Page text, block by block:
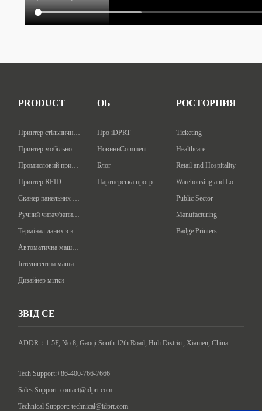
PRODUCT
Принтер стільничного коду
Принтер мобільного коду
Промисловий принтер баркодів
Принтер RFID
Сканер панельних кодів
Ручний читач/записувач RFID
Термінал даних з кишенькового пристрою
Автоматична машина міткування
Інтелигентна машина пакування
Дизайнер мітки
ОБ
Про iDPRT
НовиниComment
Блог
Партнерська програма
РОСТОРНИЯ
Ticketing
Healthcare
Retail and Hospitality
Warehousing and Logistics
Public Sector
Manufacturing
Badge Printers
ЗВІД СЕ
ADDR：1-5F, No.8, Gaoqi South 12th Road, Huli District, Xiamen, China
Tech Support:+86-400-766-7666
Sales Support: contact@idprt.com
Technical Support: technical@idprt.com